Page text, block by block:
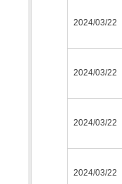
2024/03/22
2024/03/22
2024/03/22
2024/03/22